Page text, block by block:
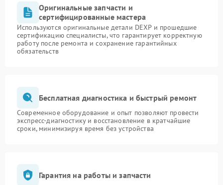
Оригинальные запчасти и
сертифицированные мастера
Используются оригинальные детали DEXP и прошедшие
сертификацию специалисты, что гарантирует корректную
работу после ремонта и сохранение гарантийных
обязательств
Бесплатная диагностика и быстрый ремонт
Современное оборудование и опыт позволяют провести
экспресс-диагностику и восстановление в кратчайшие
сроки, минимизируя время без устройства
Гарантия на работы и запчасти